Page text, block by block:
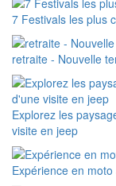
7 Festivals les plus
retraite - Nouvelle
Explorez les
visite en jeep
Expérience en